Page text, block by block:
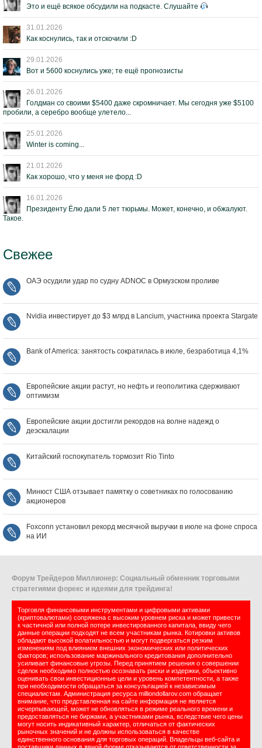
Это и ещё всякое обсудили на подкасте. Слушайте
31.01.2026
Как коснулись, так и отскочили :D
29.01.2026
Вот и 5600 коснулись уже; те ещё прогнозисты
26.01.2026
Голдман со своими $5400 даже скромничает. Мы сегодня уже $5100
пробили, а серебро вообще улетело...
25.01.2026
Winter is coming...
21.01.2026
Как хорошо, что у меня не форд :D
16.01.2026
Президенту Ёлю дали 5 лет тюрьмы. Может, конечно, и обжалуют.
Такое.
Свежее
ОАЭ осудили удар по судну ADNOC в Ормузском проливе
Nvidia инвестирует до $3 млрд в Lancium, участника проекта Stargate
Bank of America: занятость сократилась в июле, безработица 4,1%
Европейские акции растут, но нефть и геополитика сдерживают
оптимизм
Европейские акции достигли рекордов на волне надежд о
деэскалации
Китайский госпокупатель тормозит Rio Tinto
Минюст США отзывает памятку о советниках по голосованию
акционеров
Foxconn установил рекорд месячной выручки в июле на фоне спроса
на ИИ
Форум Трейдеров Миллионер: Социальный обменник торговыми
стратегиями форекс и идеями для трейдинга!
Торговля финансовыми инструментами и цифровыми активами
(криптовалютами) сопряжена с высоким уровнем риска и может привести
к частичной или полной потере инвестированного капитала, ввиду чего
данные операции подходят не всем участникам рынка. Котировки активов
обладают высокой волатильностью и могут подвергаться резким
изменениям под влиянием внешних экономических или политических
факторов; использование маржинального кредитования дополнительно
усиливает финансовые угрозы. Перед принятием решения о совершении
сделок необходимо полностью осознавать риски и издержки, объективно
оценивать свои инвестиционные цели и уровень компетентности, а также
при необходимости обращаться за консультацией к независимым
специалистам. Администрация ресурса milliondollarov.com обращает
внимание, что представленная на сайте информация не является
исчерпывающей, может не обновляться в режиме реального времени и
предоставляться не биржами, а участниками рынка, вследствие чего цены
могут носить индикативный характер, отличаться от фактических
рыночных значений и не должны использоваться в качестве
единственного основания для торговых операций. Владельцы веб-сайта и